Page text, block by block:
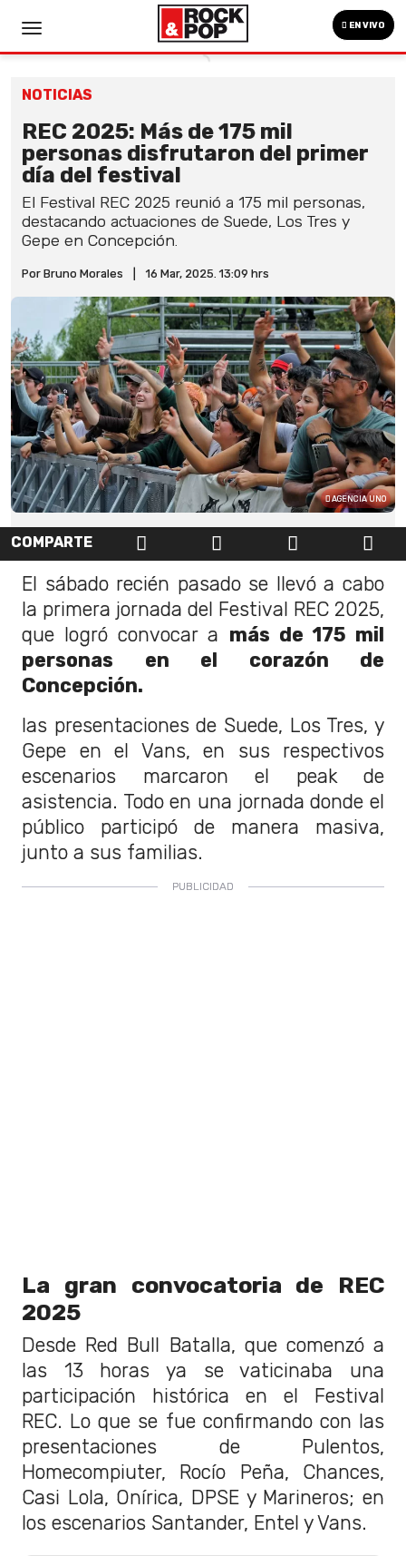
EN VIVO
NOTICIAS
REC 2025: Más de 175 mil
personas disfrutaron del primer
día del festival
El Festival REC 2025 reunió a 175 mil personas,
destacando actuaciones de Suede, Los Tres y
Gepe en Concepción.
Por Bruno Morales 16 Mar, 2025. 13:09 hrs
AGENCIA UNO
COMPARTE
El sábado recién pasado se llevó a cabo
la primera jornada del Festival REC 2025,
que logró convocar a más de 175 mil
personas en el corazón de
Concepción.
las presentaciones de Suede, Los Tres, y
Gepe en el Vans, en sus respectivos
escenarios marcaron el peak de
asistencia. Todo en una jornada donde el
público participó de manera masiva,
junto a sus familias.
La gran convocatoria de REC
2025
Desde Red Bull Batalla, que comenzó a
las 13 horas ya se vaticinaba una
participación histórica en el Festival
REC. Lo que se fue confirmando con las
presentaciones de Pulentos,
Homecompiuter, Rocío Peña, Chances,
Casi Lola, Onírica, DPSE y Marineros; en
los escenarios Santander, Entel y Vans.